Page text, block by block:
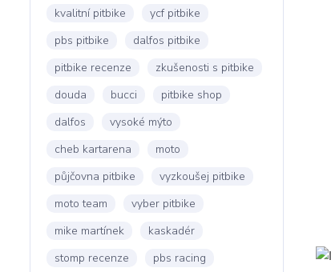
kvalitní pitbike
ycf pitbike
pbs pitbike
dalfos pitbike
pitbike recenze
zkušenosti s pitbike
douda
bucci
pitbike shop
dalfos
vysoké mýto
cheb kartarena
moto
půjčovna pitbike
vyzkoušej pitbike
moto team
vyber pitbike
mike martínek
kaskadér
stomp recenze
pbs racing